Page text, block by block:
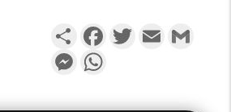
PartagerFacebookTwitterEmail
Messenger